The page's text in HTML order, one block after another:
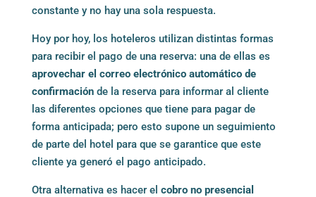
constante y no hay una sola respuesta.
Hoy por hoy, los hoteleros utilizan distintas formas
para recibir el pago de una reserva: una de ellas es
aprovechar el correo electrónico automático de
confirmaciónde la reserva para informar al cliente
las diferentes opciones que tiene para pagar de
forma anticipada; pero esto supone un seguimiento
de parte del hotel para que se garantice que este
cliente ya generó el pago anticipado.
Otra alternativa es hacer el cobro no presencial